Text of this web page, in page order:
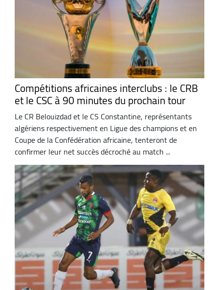
Compétitions africaines interclubs : le CRB
et le CSC à 90 minutes du prochain tour
Le CR Belouizdad et le CS Constantine, représentants
algériens respectivement en Ligue des champions et en
Coupe de la Confédération africaine, tenteront de
confirmer leur net succès décroché au match ...